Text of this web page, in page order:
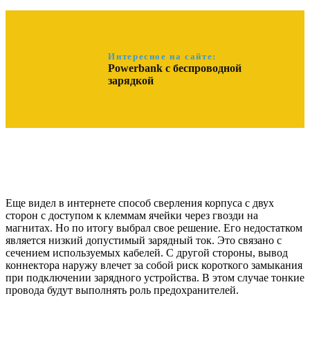
Интересное на сайте:
Powerbank с беспроводной
зарядкой
Еще видел в интернете способ сверления корпуса с двух
сторон с доступом к клеммам ячейки через гвозди на
магнитах. Но по итогу выбрал свое решение. Его недостатком
является низкий допустимый зарядный ток. Это связано с
сечением используемых кабелей. С другой стороны, вывод
коннектора наружу влечет за собой риск короткого замыкания
при подключении зарядного устройства. В этом случае тонкие
провода будут выполнять роль предохранителей.